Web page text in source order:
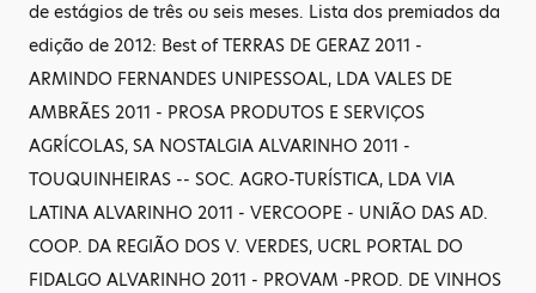
de estágios de três ou seis meses. Lista dos premiados da
edição de 2012: Best of TERRAS DE GERAZ 2011 -
ARMINDO FERNANDES UNIPESSOAL, LDA VALES DE
AMBRÃES 2011 - PROSA PRODUTOS E SERVIÇOS
AGRÍCOLAS, SA NOSTALGIA ALVARINHO 2011 -
TOUQUINHEIRAS -- SOC. AGRO-TURÍSTICA, LDA VIA
LATINA ALVARINHO 2011 - VERCOOPE - UNIÃO DAS AD.
COOP. DA REGIÃO DOS V. VERDES, UCRL PORTAL DO
FIDALGO ALVARINHO 2011 - PROVAM -PROD. DE VINHOS